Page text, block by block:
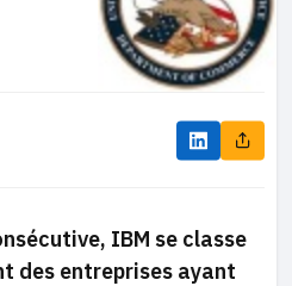
IBM se classe
des entreprises ayant